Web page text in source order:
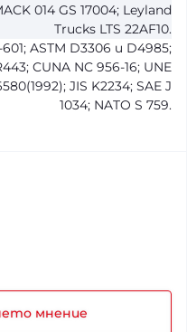
014 GS 17004; Leyland
Trucks LTS 22AF10.
601; ASTM D3306 и D4985;
CUNA NC 956-16; UNE
JIS K2234; SAE J
1034; NATO S 759.
мнение